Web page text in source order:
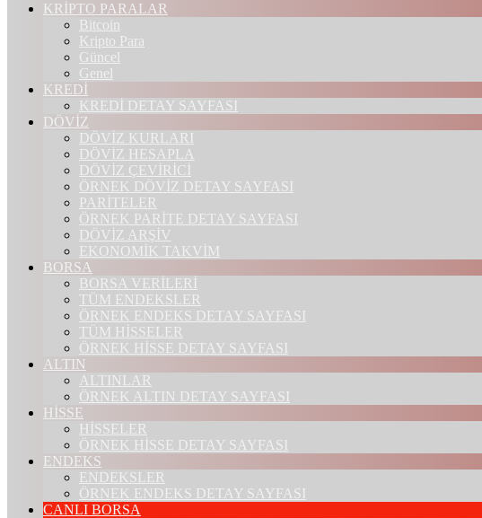
KRİPTO PARALAR
Bitcoin
Kripto Para
Güncel
Genel
KREDİ
KREDİ DETAY SAYFASI
DÖVİZ
DÖVİZ KURLARI
DÖVİZ HESAPLA
DÖVİZ ÇEVİRİCİ
ÖRNEK DÖVİZ DETAY SAYFASI
PARİTELER
ÖRNEK PARİTE DETAY SAYFASI
DÖVİZ ARŞİV
EKONOMİK TAKVİM
BORSA
BORSA VERİLERİ
TÜM ENDEKSLER
ÖRNEK ENDEKS DETAY SAYFASI
TÜM HİSSELER
ÖRNEK HİSSE DETAY SAYFASI
ALTIN
ALTINLAR
ÖRNEK ALTIN DETAY SAYFASI
HİSSE
HİSSELER
ÖRNEK HİSSE DETAY SAYFASI
ENDEKS
ENDEKSLER
ÖRNEK ENDEKS DETAY SAYFASI
CANLI BORSA